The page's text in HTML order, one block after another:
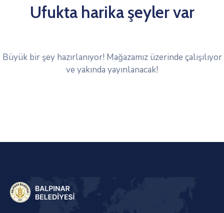
Ufukta harika şeyler var
Büyük bir şey hazırlanıyor! Mağazamız üzerinde çalışılıyor
ve yakında yayınlanacak!